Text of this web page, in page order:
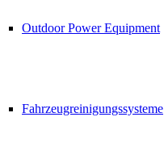
Outdoor Power Equipment
Fahrzeugreinigungssysteme